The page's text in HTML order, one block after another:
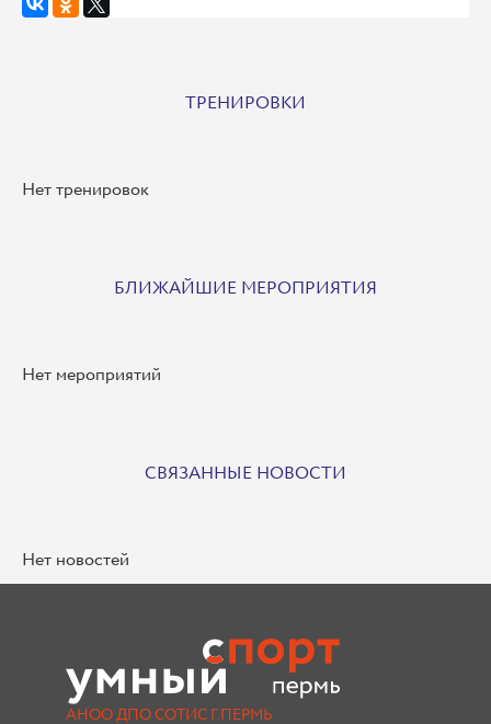
ТРЕНИРОВКИ
Нет тренировок
БЛИЖАЙШИЕ МЕРОПРИЯТИЯ
Нет мероприятий
СВЯЗАННЫЕ НОВОСТИ
Нет новостей
АНОО ДПО СОТИС Г.ПЕРМЬ